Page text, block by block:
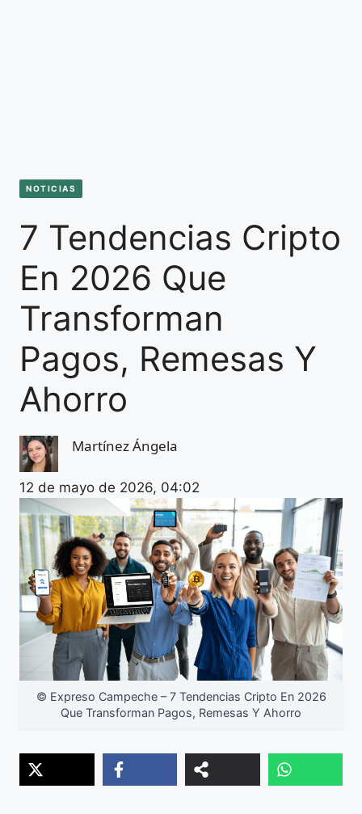
NOTICIAS
7 Tendencias Cripto
En 2026 Que
Transforman
Pagos, Remesas Y
Ahorro
Martínez Ángela
12 de mayo de 2026, 04:02
© Expreso Campeche – 7 Tendencias Cripto En 2026
Que Transforman Pagos, Remesas Y Ahorro